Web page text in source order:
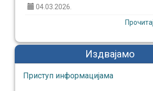
04.03.2026.
Издвајамо
Приступ информaцијaмa